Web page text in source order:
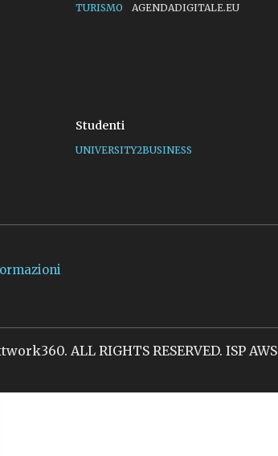
TURISMO
AGENDADIGITALE.EU
Studenti
UNIVERSITY2BUSINESS
ALL RIGHTS RESERVED. ISP AWS